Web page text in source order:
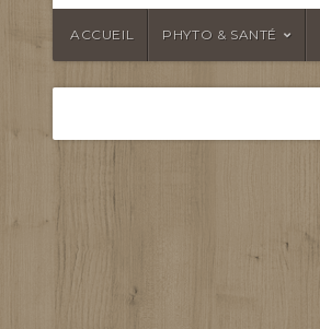
ACCUEIL PHYTO & SANTÉ